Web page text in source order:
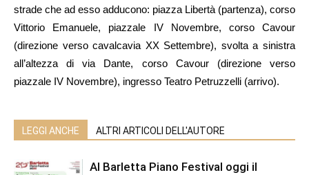
strade che ad esso adducono: piazza Libertà (partenza), corso
Vittorio Emanuele, piazzale IV Novembre, corso Cavour
(direzione verso cavalcavia XX Settembre), svolta a sinistra
all’altezza di via Dante, corso Cavour (direzione verso
piazzale IV Novembre), ingresso Teatro Petruzzelli (arrivo).
LEGGI ANCHE ALTRI ARTICOLI DELL'AUTORE
Al Barletta Piano Festival oggi il